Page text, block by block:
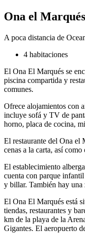
Ona el
A poca distancia de
4 habitaciones
El Ona El Marqués se
piscina compartida y
comunes.
Ofrece alojamientos con
incluye sofá y TV de
horno, placa de cocina,
El restaurante del Ona el
cenas a la carta, así
El establecimiento
cuenta con parque
y billar. También hay una
El Ona El Marqués está
tiendas, restaurantes y
km de la playa de la
Gigantes. El aeropuerto